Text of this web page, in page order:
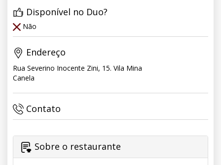
Disponível no Duo?
Não
Endereço
Rua Severino Inocente Zini, 15. Vila Mina
Canela
Contato
Sobre o restaurante